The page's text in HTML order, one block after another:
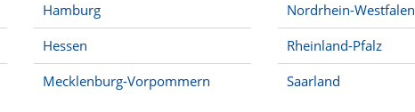
Hamburg
Hessen
Mecklenburg-Vorpommern
Nordrhein-Westfalen
Rheinland-Pfalz
Saarland